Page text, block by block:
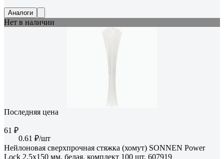
Аналоги
Нет в наличии
Последняя цена
61 ₽
0.61 ₽/шт
Нейлоновая сверхпрочная стяжка (хомут) SONNEN Power
Lock 2,5x150 мм, белая, комплект 100 шт. 607919